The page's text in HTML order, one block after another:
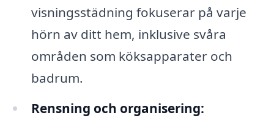
visningsstädning fokuserar på varje
hörn av ditt hem, inklusive svåra
områden som köksapparater och
badrum.
Rensning och organisering: